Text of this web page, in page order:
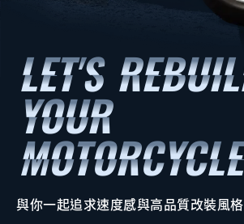
與你一起追求速度感與高品質改裝風格